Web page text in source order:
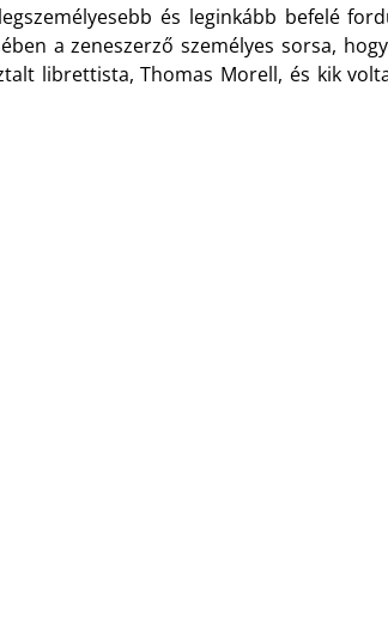
és leginkább befelé
a zeneszerző személyes sorsa,
librettista, Thomas Morell, és kik